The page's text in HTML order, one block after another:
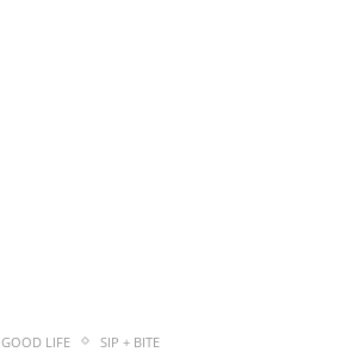
GOOD LIFE SIP + BITE